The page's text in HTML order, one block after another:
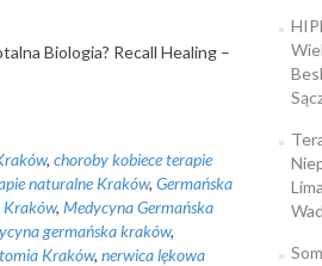
Biologia? Recall Healing –
, choroby kobiece terapie
naturalne Kraków, Germańska
Kraków, Medycyna Germańska
germańska kraków,
Kraków, nerwica lękowa